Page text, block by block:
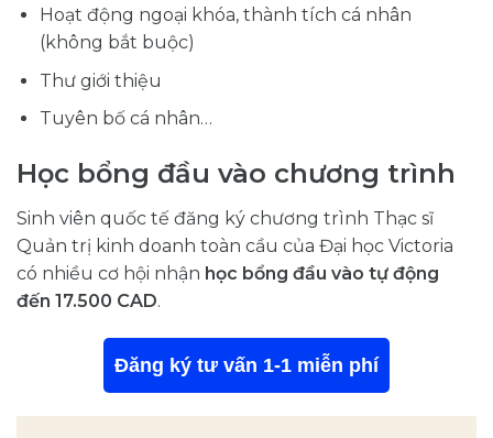
Hoạt động ngoại khóa, thành tích cá nhân
(không bắt buộc)
Thư giới thiệu
Tuyên bố cá nhân…
Học bổng đầu vào chương trình
Sinh viên quốc tế đăng ký chương trình Thạc sĩ
Quản trị kinh doanh toàn cầu của Đại học Victoria
có nhiều cơ hội nhận học bổng đầu vào tự động
đến 17.500 CAD.
Đăng ký tư vấn 1-1 miễn phí